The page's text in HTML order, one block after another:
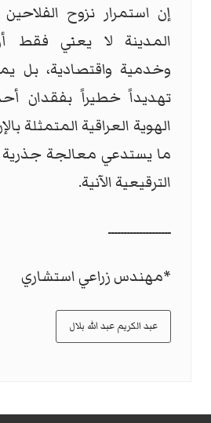
إن استمرار نزوح
المدينة لا يعني فقط
وخدمية واقتصادية، بل
تهديداً خطيراً بفقدان
الهوية العراقية المتمثلة
ما يستدعي معالجة جذرية
الترقيعية الآنية.
ــــــــــــــــــــ
*مهندس زراعي استشاري
عبد الكريم عبد الله بلال